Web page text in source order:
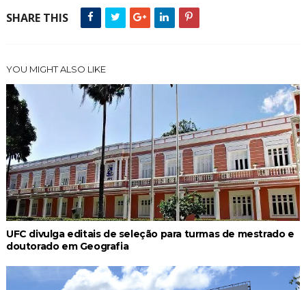
SHARE THIS
YOU MIGHT ALSO LIKE
UFC divulga editais de seleção para turmas de mestrado e
doutorado em Geografia